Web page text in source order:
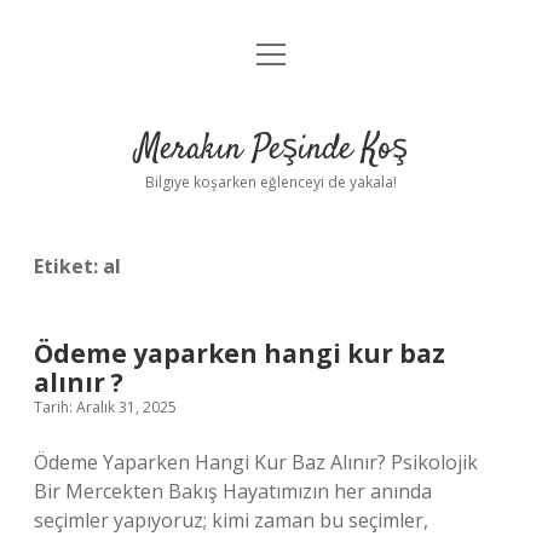
Anasayfa
Yasal Uyarı
menüyü
Merakın Peşinde Koş
Bilgiye koşarken eğlenceyi de yakala!
Etiket: al
Ödeme yaparken hangi kur baz
alınır ?
Tarih: Aralık 31, 2025
Ödeme Yaparken Hangi Kur Baz Alınır? Psikolojik
Bir Mercekten Bakış Hayatımızın her anında
seçimler yapıyoruz; kimi zaman bu seçimler,